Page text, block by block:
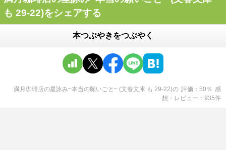
も 29-22)をシェアする
本つぶやきをつぶやく
満月珈琲店の星詠み~本当の願いごと~ (文春文庫 も 29-22)の 評価 50 ％ 感
想・レビュー
935件